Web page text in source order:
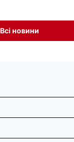
Всі новини